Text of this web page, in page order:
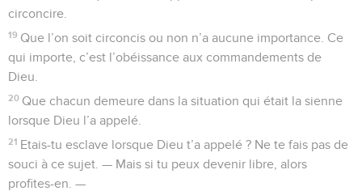
circoncire.
19 Que l’on soit circoncis ou non n’a aucune importance. Ce
qui importe, c’est l’obéissance aux commandements de
Dieu.
20 Que chacun demeure dans la situation qui était la sienne
lorsque Dieu l’a appelé.
21 Etais-tu esclave lorsque Dieu t’a appelé ? Ne te fais pas de
souci à ce sujet. — Mais si tu peux devenir libre, alors
profites-en. —